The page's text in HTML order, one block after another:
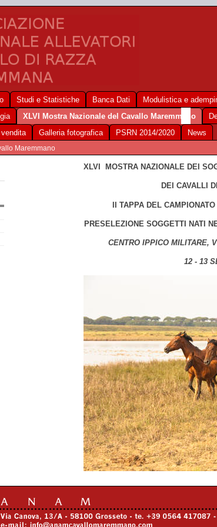
Studi e Statistiche Banca Dati Modulistica e
XLVI Mostra Nazionale del Cavallo Maremmano
Galleria fotografica PSRN 2014/2020 News
Maremmano
XLVI MOSTRA NAZIONALE DEI
DEI CAVALLI
II TAPPA DEL
PRESELEZIONE SOGGETTI NATI
CENTRO IPPICO MILITARE,
12 - 13